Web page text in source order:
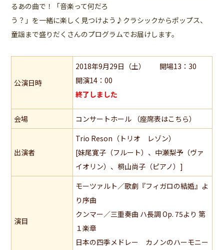
るあの曲で！「音楽って何だろ
う？」を一緒に楽しく見つけよう♪クラシックからポップス、
童謡まで盛りだくさんのプログラムでお届けします。
公演日時
2018年9月29日（土） 開場13：30
開演14：00
終了しました
会場 コンサートホール （座席表はこちら）
出演者
Trio Reson（トリオ レゾン）
[妹尾寛子（フルート）、中瀬梨予（ヴァ
イオリン）、桐山尚子（ピアノ）]
演目
モーツァルト／歌劇『フィガロの結婚』よ
り序曲
クンマー／三重奏曲 ハ長調 Op. 75より 第
１楽章
日本の四季メドレー カノンのハーモニー